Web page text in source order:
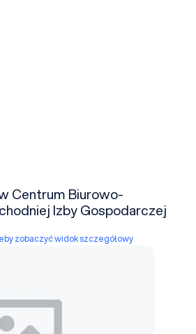
Centrum Biurowo-
Izby Gospodarczej
zobaczyć widok szczegółowy